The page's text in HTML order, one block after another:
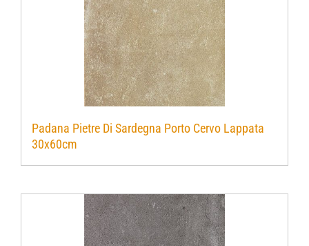
Padana Pietre Di Sardegna Porto Cervo Lappata
30x60cm